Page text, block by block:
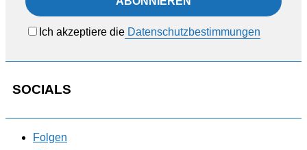
Ich akzeptiere die Datenschutzbestimmungen
SOCIALS
Folgen